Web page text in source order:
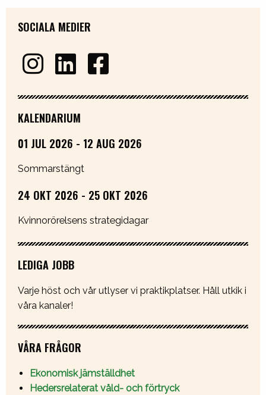
SOCIALA MEDIER
KALENDARIUM
01 JUL 2026 - 12 AUG 2026
Sommarstängt
24 OKT 2026 - 25 OKT 2026
Kvinnorörelsens strategidagar
LEDIGA JOBB
Varje höst och vår utlyser vi praktikplatser. Håll utkik i
våra kanaler!
VÅRA FRÅGOR
Ekonomisk jämställdhet
Hedersrelaterat våld- och förtryck